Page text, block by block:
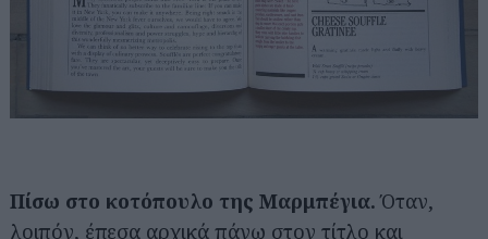
Πίσω στο κοτόπουλο της Μαρμπέγια.Όταν,
λοιπόν, έπεσα αρχικά πάνω στον τίτλο και